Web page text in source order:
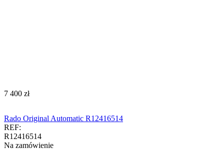
‍7 400‍ zł
Rado Original Automatic R12416514
REF:
R12416514
Na zamówienie